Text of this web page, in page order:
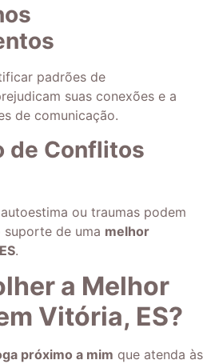
padrões de
suas conexões e a
de comunicação.
de Conflitos
ou traumas podem
suporte de uma melhor
.
a Melhor
Vitória, ES?
próximo a mim que atenda às